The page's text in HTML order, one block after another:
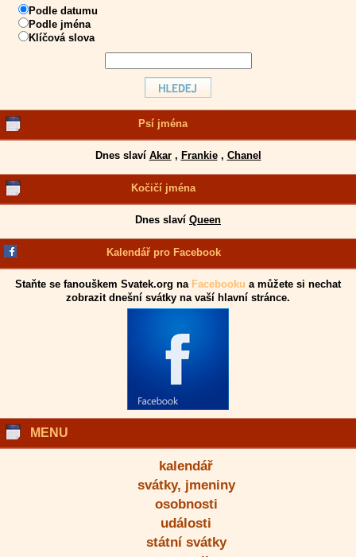
Podle datumu
Podle jména
Klíčová slova
Psí jména
Dnes slaví Akar, Frankie, Chanel
Kočičí jména
Dnes slaví Queen
Kalendář pro Facebook
Staňte se fanouškem Svatek.org na Facebooku a můžete si nechat
zobrazit dnešní svátky na vaší hlavní stránce.
MENU
kalendář
svátky, jmeniny
osobnosti
události
státní svátky